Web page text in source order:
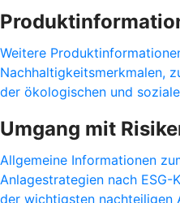
Weitere
Nachhaltigkeitsmerkmalen,
der ökologischen und
Umgang mit
Allgemeine Informationen
Anlagestrategien nach
der wichtigsten nachteiligen